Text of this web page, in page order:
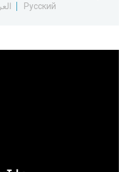
Русский